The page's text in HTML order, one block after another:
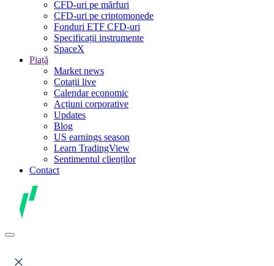
CFD-uri pe mărfuri
CFD-uri pe criptomonede
Fonduri ETF CFD-uri
Specificații instrumente
SpaceX
Piață
Market news
Cotații live
Calendar economic
Acțiuni corporative
Updates
Blog
US earnings season
Learn TradingView
Sentimentul clienților
Contact